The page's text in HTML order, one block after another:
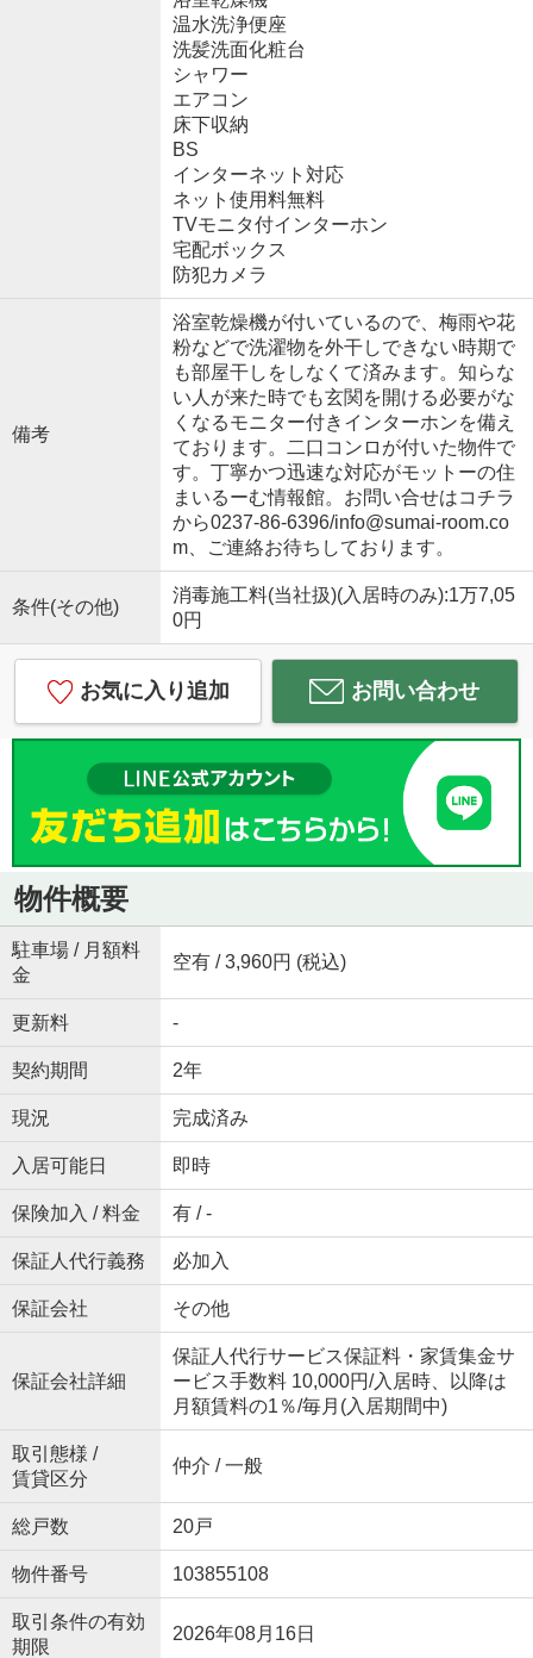
温水洗浄便座
洗髪洗面化粧台
シャワー
エアコン
床下収納
BS
インターネット対応
ネット使用料無料
TVモニタ付インターホン
宅配ボックス
防犯カメラ
備考
浴室乾燥機が付いているので、梅雨や花
粉などで洗濯物を外干しできない時期で
も部屋干しをしなくて済みます。知らな
い人が来た時でも玄関を開ける必要がな
くなるモニター付きインターホンを備え
ております。二口コンロが付いた物件で
す。丁寧かつ迅速な対応がモットーの住
まいるーむ情報館。お問い合せはコチラ
から0237-86-6396/info@sumai-room.co
m、ご連絡お待ちしております。
条件(その他)
消毒施工料(当社扱)(入居時のみ):1万7,05
0円
お気に入り追加 お問い合わせ
物件概要
駐車場 / 月額料
金
空有 / 3,960円 (税込)
更新料 -
契約期間 2年
現況 完成済み
入居可能日 即時
保険加入 / 料金 有 / -
保証人代行義務 必加入
保証会社 その他
保証会社詳細
保証人代行サービス保証料・家賃集金サ
ービス手数料 10,000円/入居時、以降は
月額賃料の1％/毎月(入居期間中)
取引態様 /
賃貸区分
仲介 / 一般
総戸数 20戸
物件番号 103855108
取引条件の有効
期限
2026年08月16日